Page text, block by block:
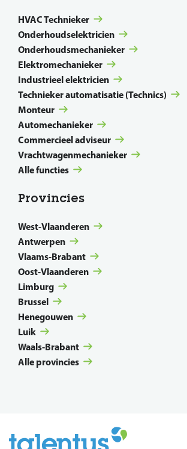
HVAC Technieker
Onderhoudselektricien
Onderhoudsmechanieker
Elektromechanieker
Industrieel elektricien
Technieker automatisatie (Technics)
Monteur
Automechanieker
Commercieel adviseur
Vrachtwagenmechanieker
Alle functies
Provincies
West-Vlaanderen
Antwerpen
Vlaams-Brabant
Oost-Vlaanderen
Limburg
Brussel
Henegouwen
Luik
Waals-Brabant
Alle provincies